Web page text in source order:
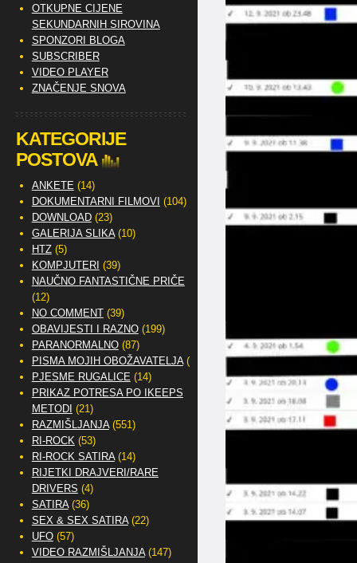
OTKUPNE CIJENE
SEKUNDARNIH SIROVINA
SPONZORI BLOGA
SUBSCRIBER
VIDEO PLAYER
ZNAČENJE SNOVA
KATEGORIJE
POSTOVA
ANKETE (14)
DOKUMENTARNI FILMOVI (104)
DOWNLOAD(23)
GALERIJA SLIKA(10)
HTZ(5)
KOMPJUTERI (39)
NAUČNO FANTASTIČNE PRIČE
(12)
NO COMMENT(39)
OBAVIJESTI I RAZNO(199)
PARANORMALNO(87)
PISMA MOJIH OBOŽAVATELJA(2)
PJESME RUGALICE (14)
PRIKAZ POTRESA PO IKEEPS
METODI (21)
RAZMIŠLJANJA(551)
RI-ROCK(53)
RI-ROCK SATIRA(14)
RIJETKI DRAJVERI/RARE
DRIVERS (4)
SATIRA(36)
SEX & SEX SATIRA(22)
UFO(57)
VIDEO RAZMIŠLJANJA(147)